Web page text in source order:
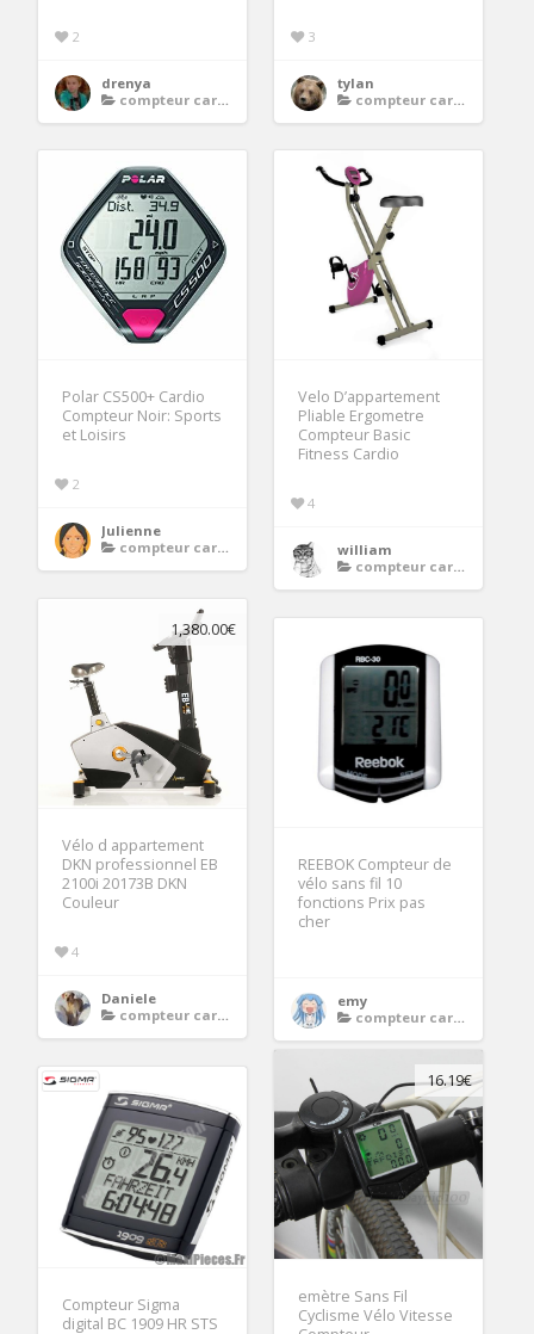
2
drenya
compteur cardio velo
3
tylan
compteur cardio velo
Polar CS500+ Cardio
Compteur Noir: Sports
et Loisirs
2
Julienne
compteur cardio velo
Velo D’appartement
Pliable Ergometre
Compteur Basic
Fitness Cardio
4
william
compteur cardio velo
1,380.00€
Vélo d appartement
DKN professionnel EB
2100i 20173B DKN
Couleur
4
Daniele
compteur cardio velo
REEBOK Compteur de
vélo sans fil 10
fonctions Prix pas
cher
emy
compteur cardio velo
16.19€
emètre Sans Fil
Cyclisme Vélo Vitesse
Compteur Sigma
digital BC 1909 HR STS